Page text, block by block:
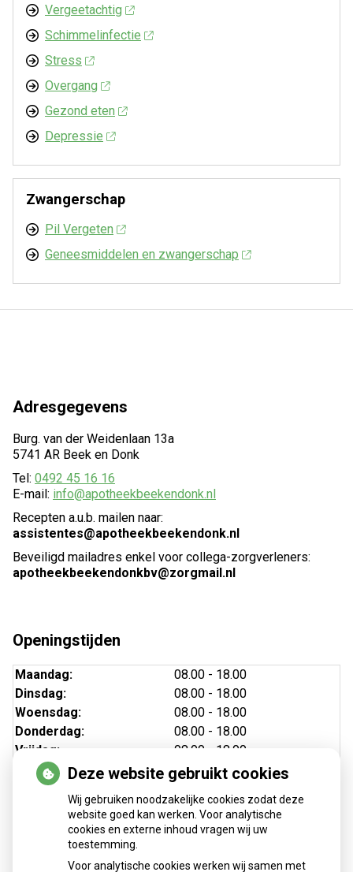
Vergeetachtig
Schimmelinfectie
Stress
Overgang
Gezond eten
Depressie
Zwangerschap
Pil Vergeten
Geneesmiddelen en zwangerschap
Adresgegevens
Burg. van der Weidenlaan 13a
5741 AR Beek en Donk
Tel: 0492 45 16 16
E-mail: info@apotheekbeekendonk.nl
Recepten a.u.b. mailen naar:
assistentes@apotheekbeekendonk.nl
Beveiligd mailadres enkel voor collega-zorgverleners:
apotheekbeekendonkbv@zorgmail.nl
Openingstijden
Maandag:
08.00 - 18.00
Dinsdag:
08.00 - 18.00
Woensdag:
08.00 - 18.00
Donderdag:
08.00 - 18.00
Vrijdag:
08.00 - 18.00
Deze website gebruikt cookies
Wij gebruiken noodzakelijke cookies zodat deze
website goed kan werken. Voor analytische
cookies en externe inhoud vragen wij uw
toestemming.
Voor analytische cookies werken wij samen met